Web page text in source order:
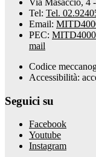
Via Masaccio, 4
Tel: Tel.
Email:
PEC:
mail
Codice
Accessibilità:
Seguici su
Facebook
Youtube
Instagram